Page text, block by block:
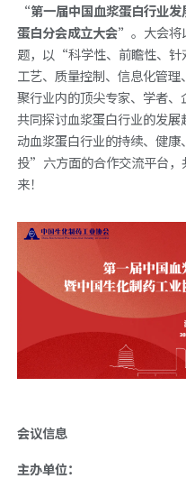
“第一届中国血浆蛋白行业
蛋白分会成立大会”。大会
题，以“科学性、前瞻性、
工艺、质量控制、信息化管
聚行业内的顶尖专家、学者、
共同探讨血浆蛋白行业的发
动血浆蛋白行业的持续、健
投”六方面的合作交流平台，
来！
会议信息
主办单位：